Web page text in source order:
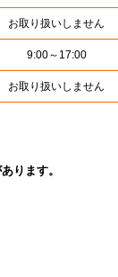
お取り扱いしません
9:00～17:00
お取り扱いしません
ります。